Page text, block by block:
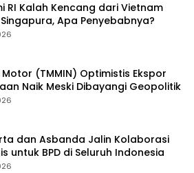
RI Kalah Kencang dari Vietnam
Apa Penyebabnya?
(TMMIN) Optimistis Ekspor
Naik Meski Dibayangi Geopolitik
dan Asbanda Jalin Kolaborasi
untuk BPD di Seluruh Indonesia